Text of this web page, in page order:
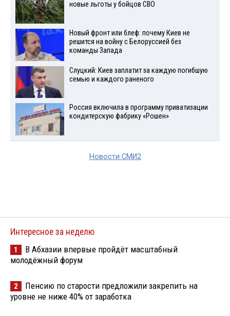
новые льготы у бойцов СВО
Новый фронт или блеф: почему Киев не
решится на войну с Белоруссией без
команды Запада
Слуцкий: Киев заплатит за каждую погибшую
семью и каждого раненого
Россия включила в программу приватизации
кондитерскую фабрику «Рошен»
Новости СМИ2
Интересное за неделю
1
В Абхазии впервые пройдёт масштабный
молодёжный форум
2
Пенсию по старости предложили закрепить на
уровне не ниже 40% от заработка